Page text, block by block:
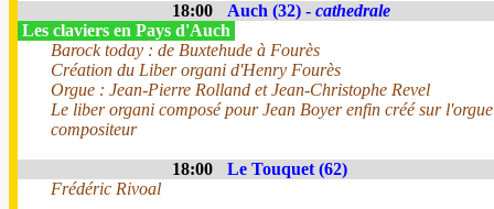
18:00 Auch (32) - cathedrale
Les claviers en Pays d'Auch
Barock today : de Buxtehude à Fourès
Création du Liber organi d'Henry Fourès
Orgue : Jean-Pierre Rolland et Jean-Christophe Revel
Le liber organi composé pour Jean Boyer enfin créé sur
compositeur
18:00
Le Touquet (62)
Frédéric Rivoal